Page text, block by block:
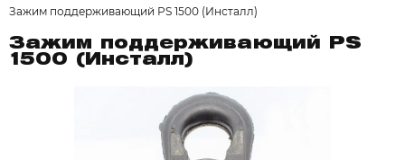
Зажим поддерживающий РS 1500 (Инсталл)
Зажим поддерживающий РS
1500 (Инсталл)